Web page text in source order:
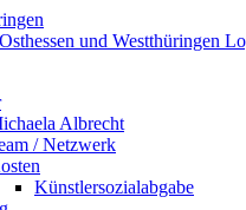
Albrecht
/ Netzwerk
Künstlersozialabgabe